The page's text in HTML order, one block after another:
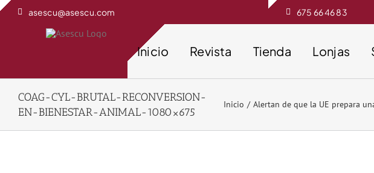
Saltar
asescu@asescu.com 675 66 46 83
Inicio Revista Tienda Lonjas
COAG-CYL-BRUTAL-RECONVERSION-
EN-BIENESTAR-ANIMAL-1080×675
Inicio Alertan de que la UE prepara